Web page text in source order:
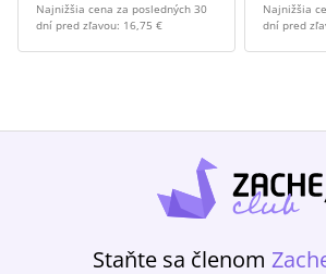
Najnižšia cena za posledných 30
dní pred zľavou: 16,75 €
Najnižšia
dní pred
Staňte sa členom